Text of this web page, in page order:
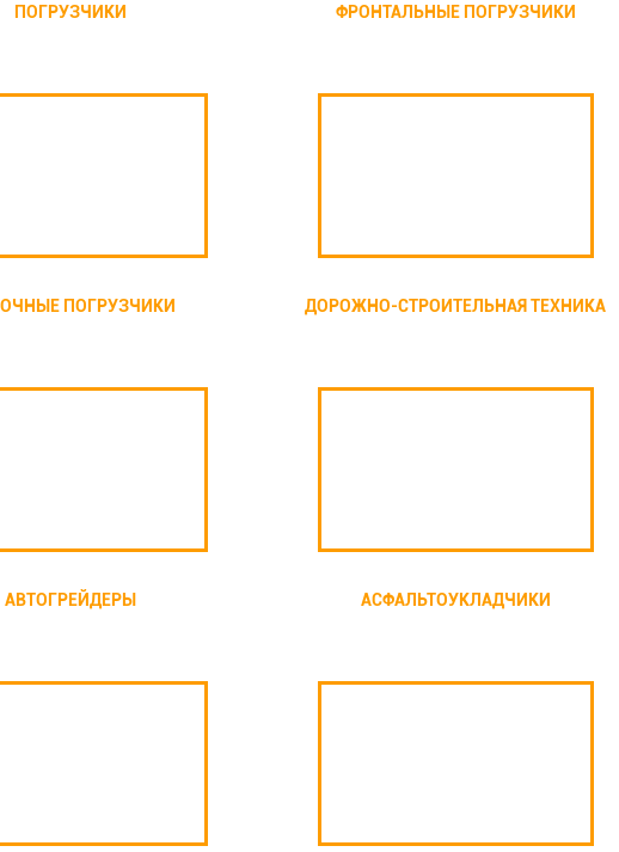
ПОГРУЗЧИКИ ФРОНТАЛЬНЫЕ ПОГРУЗЧИКИ
ПОГРУЗЧИКИ ДОРОЖНО-СТРОИТЕЛЬНАЯ ТЕХНИКА
АВТОГРЕЙДЕРЫ АСФАЛЬТОУКЛАДЧИКИ